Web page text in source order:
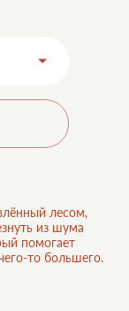
лесом,
из шума
помогает
то большего.